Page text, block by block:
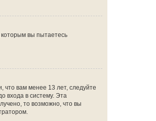
вы пытаетесь
что вам менее 13 лет, следуйте
входа в систему. Эта
то возможно, что вы